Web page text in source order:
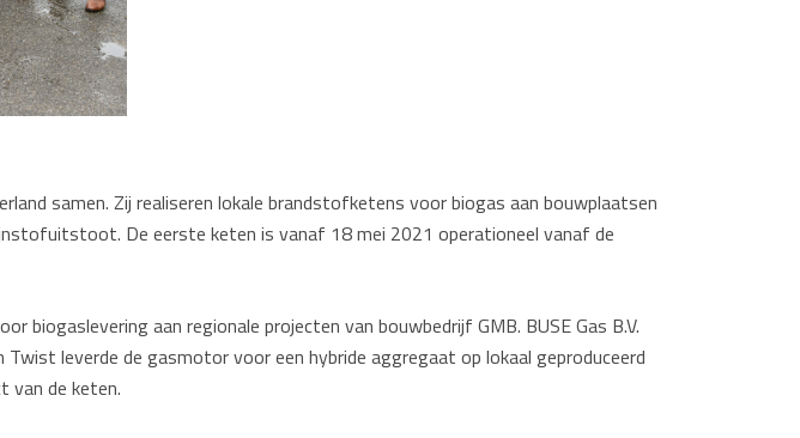
samen. Zij realiseren lokale brandstofketens voor biogas aan bouwplaatsen
De eerste keten is vanaf 18 mei 2021 operationeel vanaf de
aan regionale projecten van bouwbedrijf GMB. BUSE Gas B.V.
leverde de gasmotor voor een hybride aggregaat op lokaal geproduceerd
van de keten.